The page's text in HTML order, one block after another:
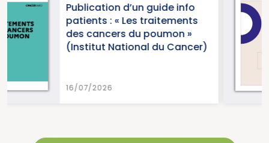
info
»
Parution du
cancers en France,
2026 (Institut
Cancer)